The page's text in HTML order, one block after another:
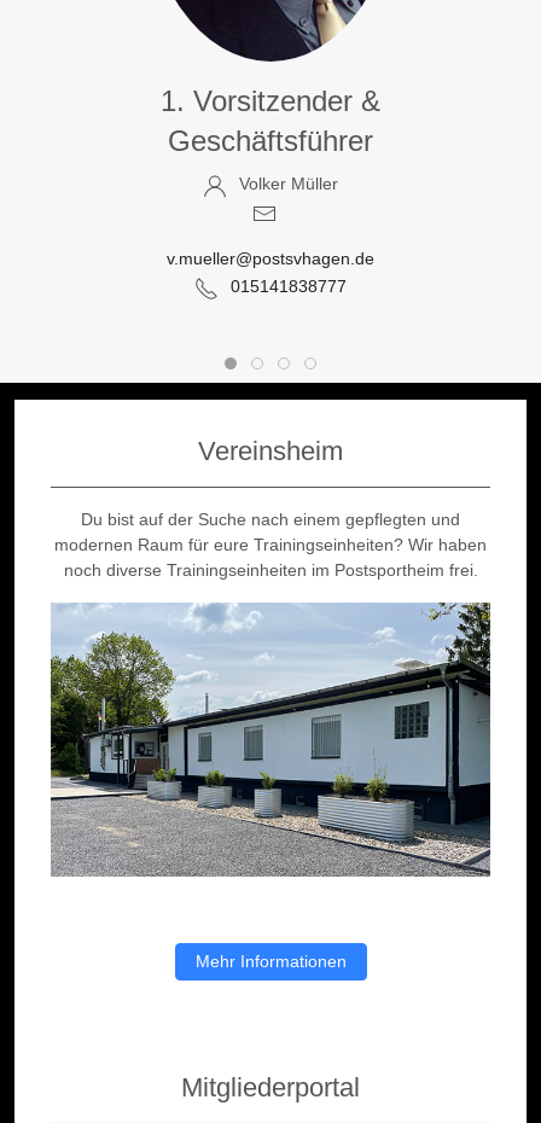
1. Vorsitzender &
Geschäftsführer
Volker Müller
v.mueller@postsvhagen.de
015141838777
Vereinsheim
Du bist auf der Suche nach einem gepflegten und
modernen Raum für eure Trainingseinheiten? Wir haben
noch diverse Trainingseinheiten im Postsportheim frei.
Mehr Informationen
Mitgliederportal